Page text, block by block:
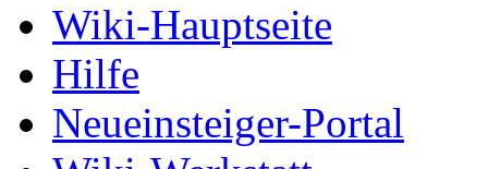
Wiki-Hauptseite
Hilfe
Neueinsteiger-Portal